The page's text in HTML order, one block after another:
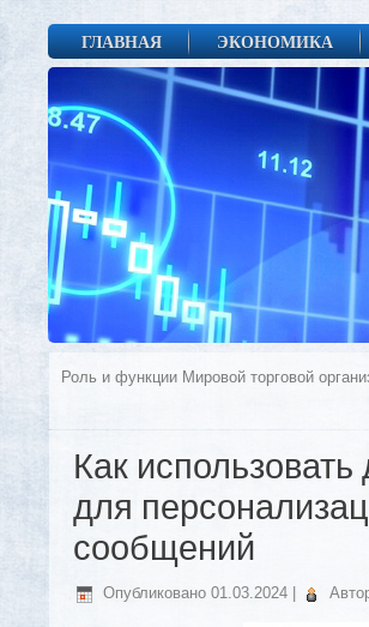
ГЛАВНАЯ ЭКОНОМИКА
Роль и функции Мировой торговой
Как
для
сообщений
Опубликовано 01.03.2024